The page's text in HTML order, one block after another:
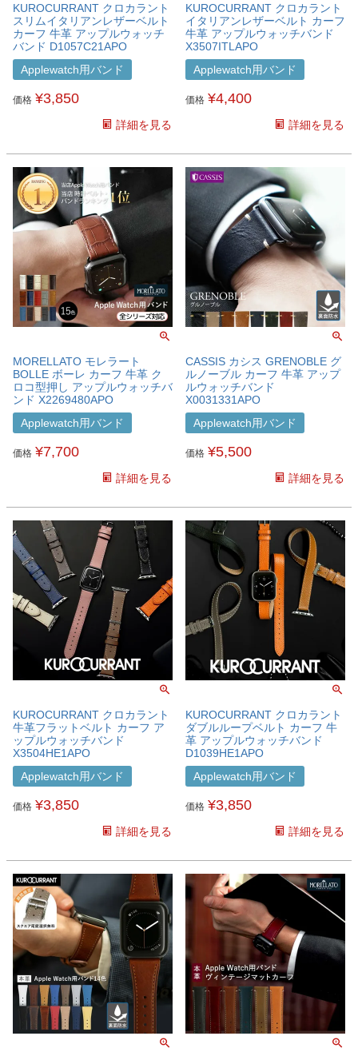
KUROCURRANT クロカラント
スリムイタリアンレザーベルト
カーフ 牛革 アップルウォッチ
バンド D1057C21APO
Applewatch用バンド
価格 ¥3,850
詳細を見る
KUROCURRANT クロカラント
イタリアンレザーベルト カーフ
牛革 アップルウォッチバンド
X3507ITLAPO
Applewatch用バンド
価格 ¥4,400
詳細を見る
MORELLATO モレラート
BOLLE ボーレ カーフ 牛革 ク
ロコ型押し アップルウォッチバ
ンド X2269480APO
Applewatch用バンド
価格 ¥7,700
詳細を見る
CASSIS カシス GRENOBLE グ
ルノーブル カーフ 牛革 アップ
ルウォッチバンド
X0031331APO
Applewatch用バンド
価格 ¥5,500
詳細を見る
KUROCURRANT クロカラント
牛革フラットベルト カーフ ア
ップルウォッチバンド
X3504HE1APO
Applewatch用バンド
価格 ¥3,850
詳細を見る
KUROCURRANT クロカラント
ダブルループベルト カーフ 牛
革 アップルウォッチバンド
D1039HE1APO
Applewatch用バンド
価格 ¥3,850
詳細を見る